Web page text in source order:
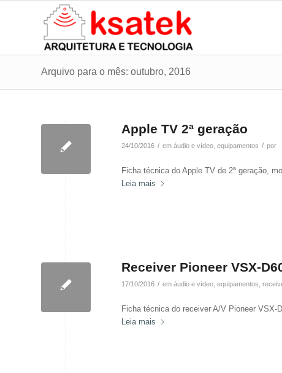
Arquivo para o mês: outubro, 2016
Apple TV 2ª geração
24/10/2016 / em áudio e vídeo equipamentos / por
Ficha técnica do Apple TV de 2ª geração,
Leia mais
Receiver Pioneer VSX-
17/10/2016 / em áudio e vídeo equipamentos
Ficha técnica do receiver A/V Pioneer VSX-
Leia mais